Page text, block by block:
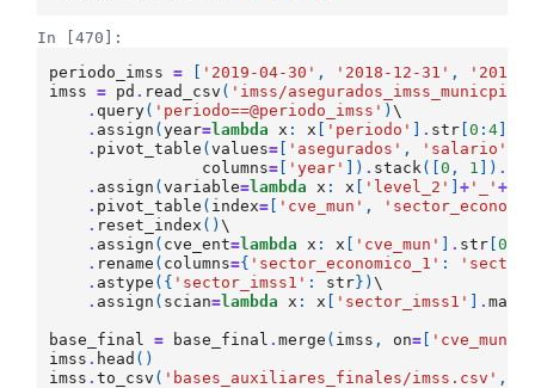
In [470]:
periodo_imss
= '2019-04-30' , '2018-12-31' ,
'2017-
imss
= pd . read_csv ( 'imss/
. query( 'periodo==@periodo_imss' )\
. assign (year=lambda x : x 'periodo' . str [0 :4
. pivot_table (values= 'asegurados' , 'salario'
columns= 'year' ]) . stack([0 , 1 ]) .
. assign (variable=lambda x : x 'level_2' ]+ '_'+
. pivot_table ( index= 'cve_mun' ,
. reset_index ()\
. assign ( cve_ent=lambda x : x 'cve_mun' . str [0
. rename ( columns={ 'sector_economico_1' :
. astype ({ 'sector_imss1' : str})\
. assign ( scian=lambda x : x 'sector_imss1' .map
base_final = base_final .merge ( imss , on= 'cve_mun'
imss . head ()
imss .to_csv ( 'bases_auxiliares_finales/imss.csv' ,